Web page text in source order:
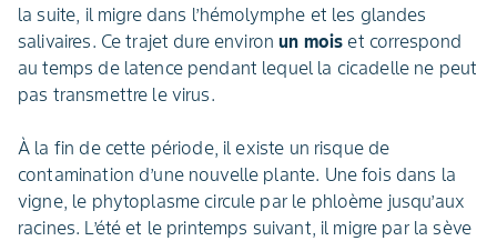
la suite, il migre dans l’hémolymphe et les glandes
salivaires. Ce trajet dure environun mois et correspond
au temps de latence pendant lequel la cicadelle ne peut
pas transmettre le virus.
À la fin de cette période, il existe un risque de
contamination d’une nouvelle plante. Une fois dans la
vigne, le phytoplasme circule par le phloème jusqu’aux
racines. L’été et le printemps suivant, il migre par la sève